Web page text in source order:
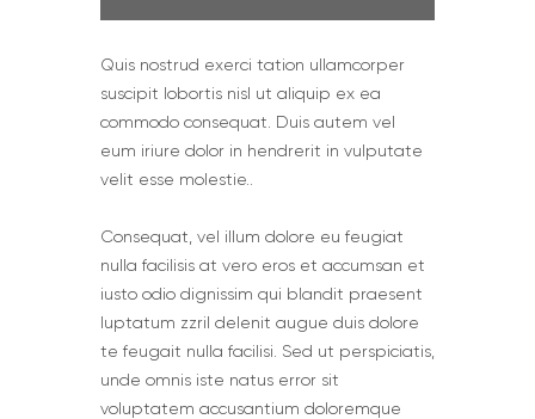
Quis nostrud exerci tation ullamcorper
suscipit lobortis nisl ut aliquip ex ea
commodo consequat. Duis autem vel
eum iriure dolor in hendrerit in vulputate
velit esse molestie..
Сonsequat, vel illum dolore eu feugiat
nulla facilisis at vero eros et accumsan et
iusto odio dignissim qui blandit praesent
luptatum zzril delenit augue duis dolore
te feugait nulla facilisi. Sed ut perspiciatis,
unde omnis iste natus error sit
voluptatem accusantium doloremque